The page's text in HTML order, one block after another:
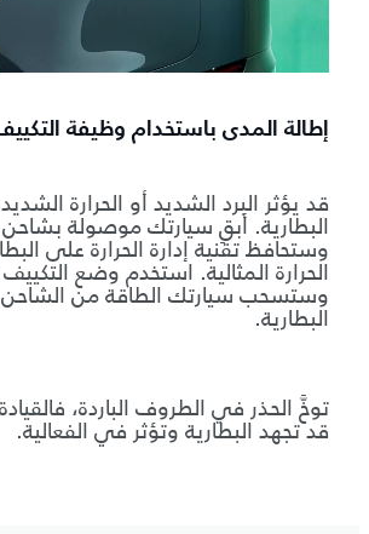
إطالة المدى باستخدام وظيفة
قد يؤثر البرد الشديد أو الحرارة
البطارية. أبقِ سيارتك موصولة
وستحافظ تقنية إدارة الحرارة على
الحرارة المثالية. استخدم وضع
وستسحب سيارتك الطاقة من
البطارية.
توخَّ الحذر في الطروف الباردة،
قد تجهد البطارية وتؤثر في الفعالية.